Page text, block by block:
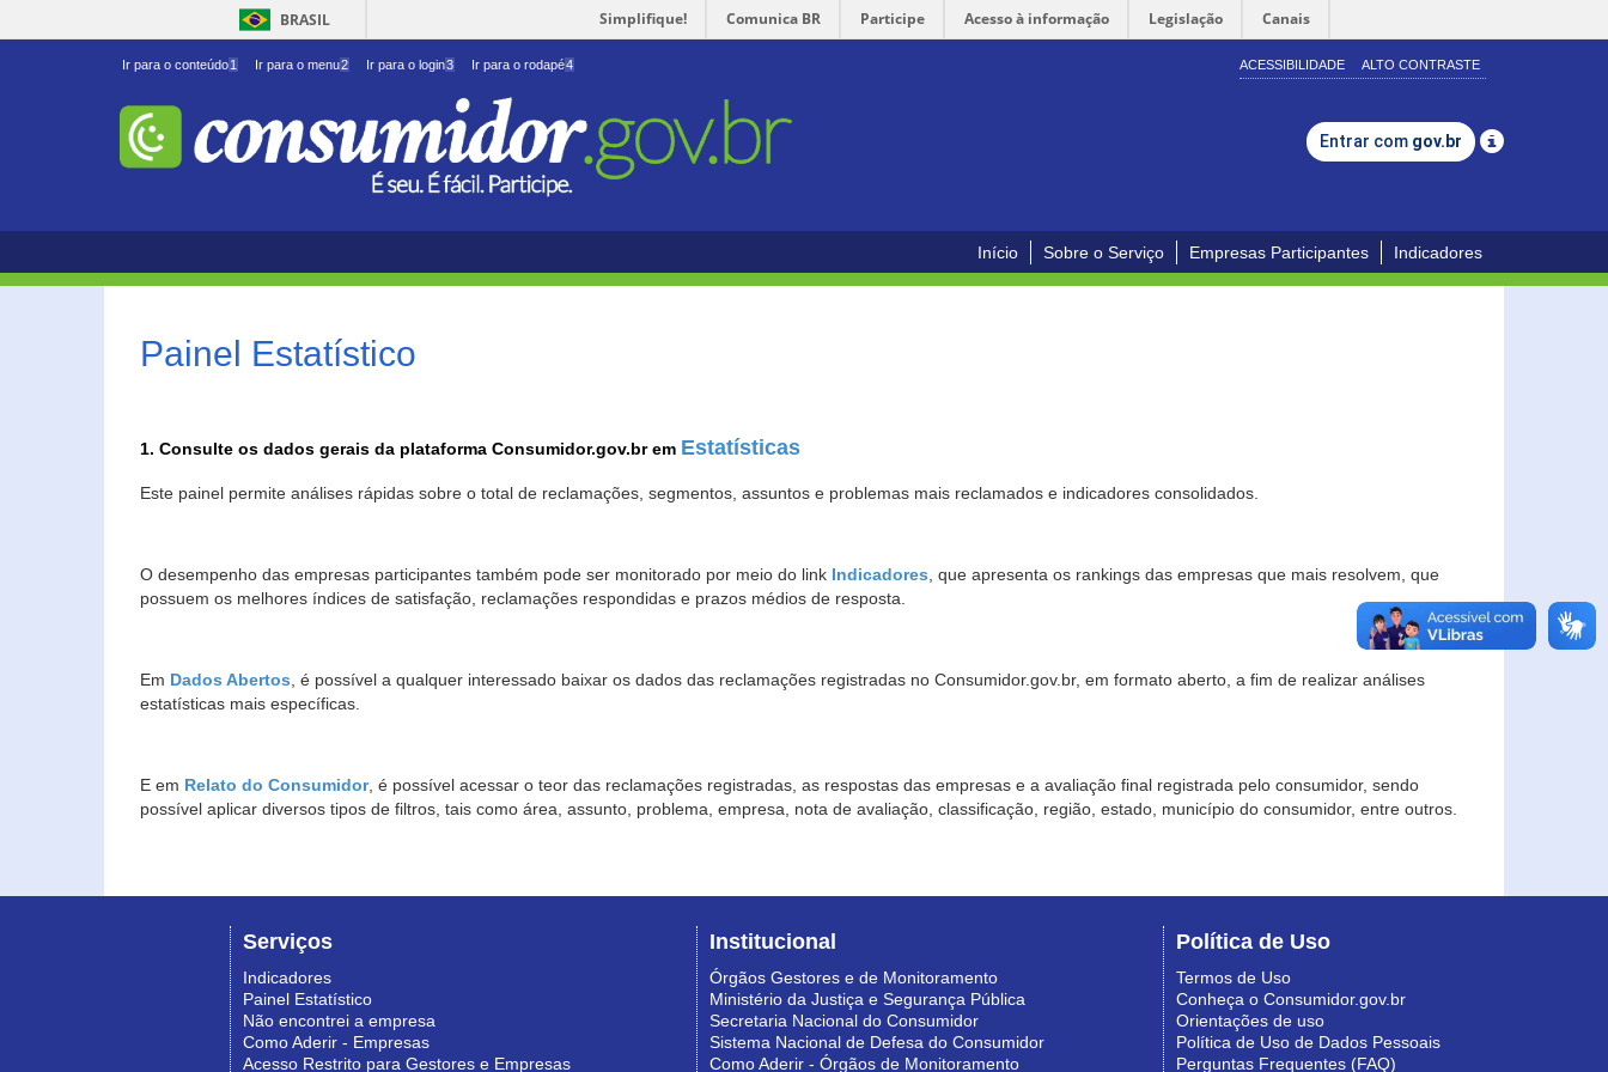
BRASIL Simplifique! Comunica BR Participe Acesso à informação Legislação Canais
Ir para o conteúdo1 Ir para o menu2 Ir para o login3 Ir para o rodapé4 ACESSIBILIDADE ALTO CONTRASTE
Entrar com gov.br
Início Sobre o Serviço Empresas Participantes Indicadores
Painel Estatístico
1. Consulte os dados gerais da plataforma Consumidor.gov.br em Estatísticas
Este painel permite análises rápidas sobre o total de reclamações, segmentos, assuntos e problemas mais reclamados e indicadores consolidados.
O desempenho das empresas participantes também pode ser monitorado por meio do link Indicadores, que apresenta os rankings das empresas que mais resolvem, que
possuem os melhores índices de satisfação, reclamações respondidas e prazos médios de resposta.
Em Dados Abertos, é possível a qualquer interessado baixar os dados das reclamações registradas no Consumidor.gov.br, em formato aberto, a fim de realizar análises
estatísticas mais específicas.
E em Relato do Consumidor, é possível acessar o teor das reclamações registradas, as respostas das empresas e a avaliação final registrada pelo consumidor, sendo
possível aplicar diversos tipos de filtros, tais como área, assunto, problema, empresa, nota de avaliação, classificação, região, estado, município do consumidor, entre outros.
Serviços
Indicadores
Painel Estatístico
Não encontrei a empresa
Como Aderir - Empresas
Acesso Restrito para Gestores e Empresas
Institucional
Órgãos Gestores e de Monitoramento
Ministério da Justiça e Segurança Pública
Secretaria Nacional do Consumidor
Sistema Nacional de Defesa do Consumidor
Como Aderir - Órgãos de Monitoramento
Política de Uso
Termos de Uso
Conheça o Consumidor.gov.br
Orientações de uso
Política de Uso de Dados Pessoais
Perguntas Frequentes (FAQ)